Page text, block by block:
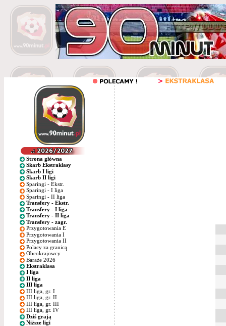
Strona główna
Skarb Ekstraklasy
Skarb I ligi
Skarb II ligi
Sparingi - Ekstr.
Sparingi - I liga
Sparingi - II liga
Transfery - Ekstr.
Transfery - I liga
Transfery - II liga
Transfery - zagr.
Przygotowania E
Przygotowania I
Przygotowania II
Polacy za granicą
Obcokrajowcy
Baraże 2026
Ekstraklasa
I liga
II liga
III liga
III liga, gr. I
III liga, gr. II
III liga, gr. III
III liga, gr. IV
Dziś grają
Niższe ligi